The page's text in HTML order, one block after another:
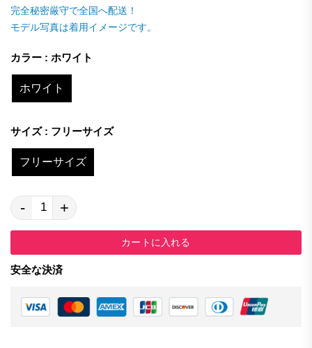
完全秘密厳守で全国へ配送！
モデル写真は着用イメージです。
カラー : ホワイト
ホワイト
サイズ : フリーサイズ
フリーサイズ
- +
カートに入れる
安全な決済